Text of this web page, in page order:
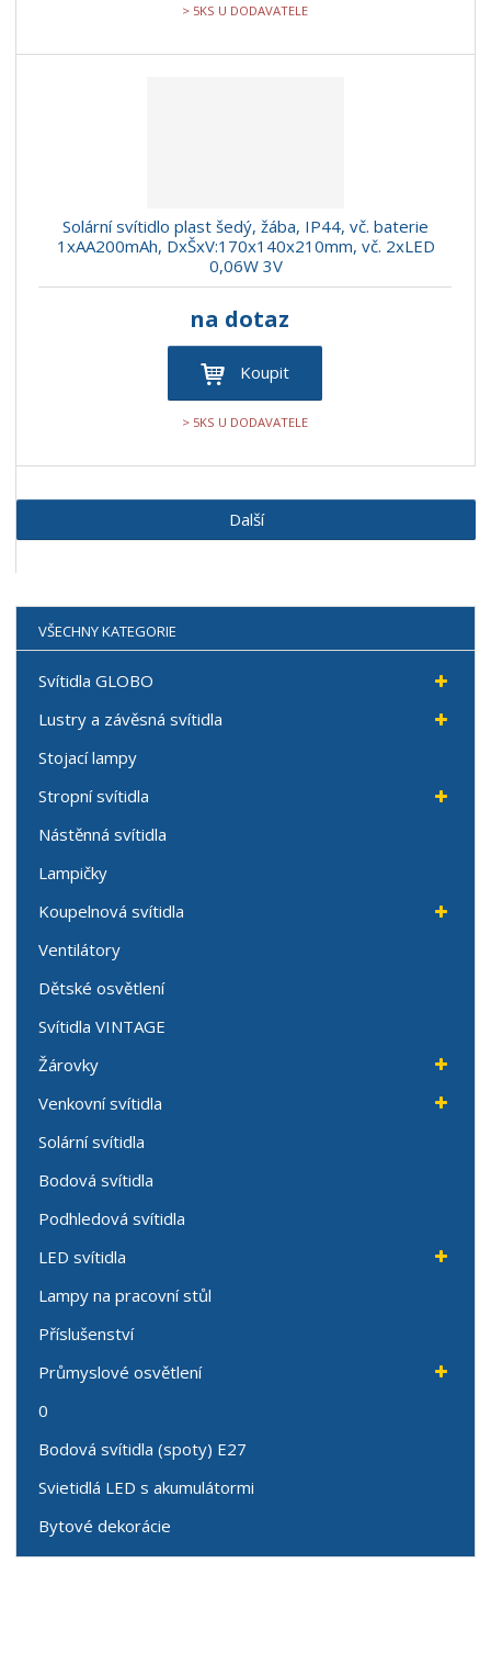
> 5KS U DODAVATELE
Solární svítidlo plast šedý, žába, IP44, vč. baterie
1xAA200mAh, DxŠxV:170x140x210mm, vč. 2xLED
0,06W 3V
na dotaz
Koupit
> 5KS U DODAVATELE
Další
VŠECHNY KATEGORIE
Svítidla GLOBO
Lustry a závěsná svítidla
Stojací lampy
Stropní svítidla
Nástěnná svítidla
Lampičky
Koupelnová svítidla
Ventilátory
Dětské osvětlení
Svítidla VINTAGE
Žárovky
Venkovní svítidla
Solární svítidla
Bodová svítidla
Podhledová svítidla
LED svítidla
Lampy na pracovní stůl
Příslušenství
Průmyslové osvětlení
0
Bodová svítidla (spoty) E27
Svietidlá LED s akumulátormi
Bytové dekorácie